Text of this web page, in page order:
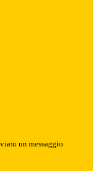
un messaggio